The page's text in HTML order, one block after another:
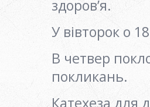
здоров’я.
У вівторок о
В четвер
покликань.
Катехеза для